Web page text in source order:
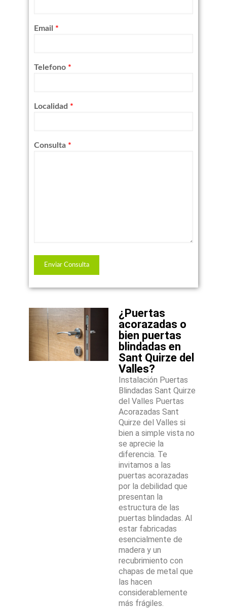
Email *
Telefono *
Localidad *
Consulta *
¿Puertas
acorazadas o
bien puertas
blindadas en
Sant Quirze del
Valles?
Instalación Puertas
Blindadas Sant Quirze
del Valles Puertas
Acorazadas Sant
Quirze del Valles si
bien a simple vista no
se aprecie la
diferencia. Te
invitamos a las
puertas acorazadas
por la debilidad que
presentan la
estructura de las
puertas blindadas. Al
estar fabricadas
esencialmente de
madera y un
recubrimiento con
chapas de metal que
las hacen
considerablemente
más frágiles.